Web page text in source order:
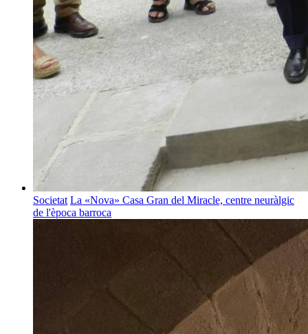
Societat La «Nova» Casa Gran del Miracle, centre neuràlgic
de l'època barroca